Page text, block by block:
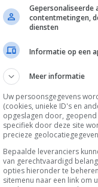
De laatste
Channels
Gepersonaliseerde
contentmetingen,
diensten
Informatie op een
Meer informatie
Uw persoonsgegevens
(cookies, unieke ID's en
opgeslagen door,
specifiek door deze site
precieze
Bepaalde leveranciers
van gerechtvaardigd
opties hieronder te
sitemenu naar een link om